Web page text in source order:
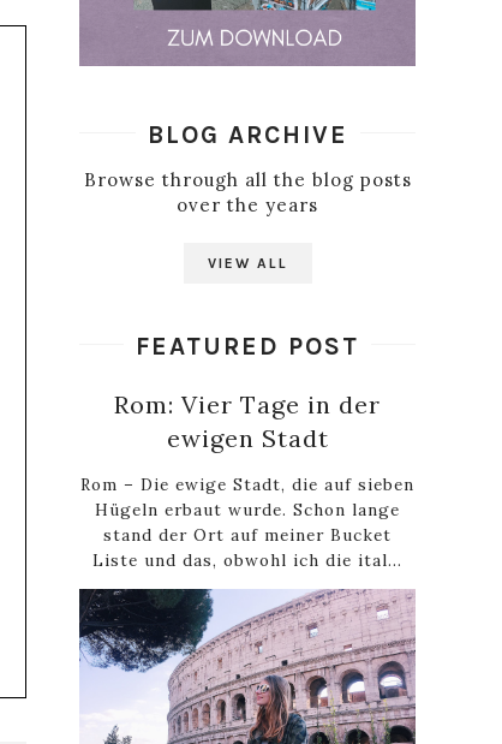
BLOG ARCHIVE
Browse through all the blog posts
over the years
VIEW ALL
FEATURED POST
Rom: Vier Tage in der
ewigen Stadt
Rom – Die ewige Stadt, die auf sieben
Hügeln erbaut wurde. Schon lange
stand der Ort auf meiner Bucket
Liste und das, obwohl ich die ital...